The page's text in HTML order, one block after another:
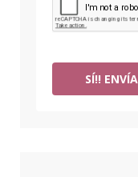
SÍ!!